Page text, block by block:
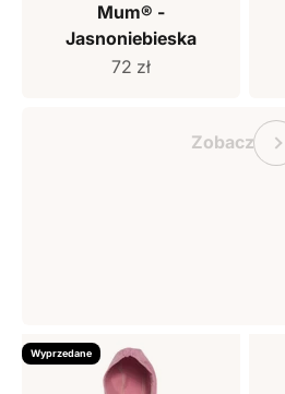
Mum® -
Jasnoniebieska
Cena sprzedaży
72 zł
Zobacz
Wyprzedane